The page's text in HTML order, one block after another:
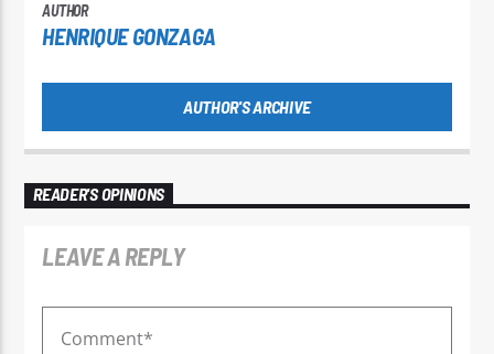
AUTHOR
HENRIQUE GONZAGA
AUTHOR'S ARCHIVE
READER'S OPINIONS
LEAVE A REPLY